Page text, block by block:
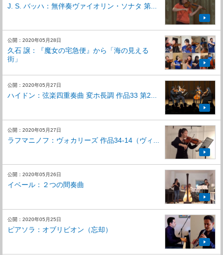
J. S. バッハ：無伴奏ヴァイオリン・ソナタ 第...
公開：2020年05月28日
久石 譲：『魔女の宅急便』から「海の見える
街」
公開：2020年05月27日
ハイドン：弦楽四重奏曲 変ホ長調 作品33 第2...
公開：2020年05月27日
ラフマニノフ：ヴォカリーズ 作品34-14（ヴィ...
公開：2020年05月26日
イベール：２つの間奏曲
公開：2020年05月25日
ピアソラ：オブリビオン（忘却）